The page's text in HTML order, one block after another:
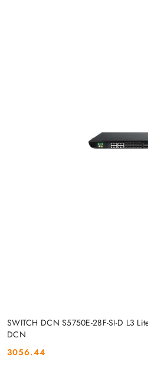
SWITCH DCN S5750E-28F-SI-D L3
DCN
Cena:
3056.44